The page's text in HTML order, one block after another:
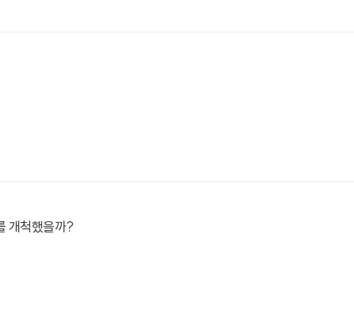
개척했을까?